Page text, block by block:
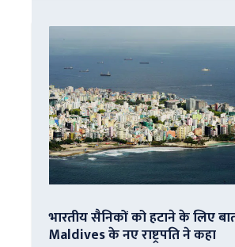
भारतीय सैनिकों को हटाने के लिए
Maldives के नए राष्ट्रपति ने कहा